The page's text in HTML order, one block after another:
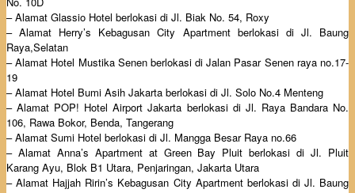
– Alamat Glassio Hotel berlokasi di Jl. Biak No. 54, Roxy
– Alamat Herry’s Kebagusan City Apartment berlokasi di Jl. Baung
Raya,Selatan
– Alamat Hotel Mustika Senen berlokasi di Jalan Pasar Senen raya no.17-
19
– Alamat Hotel Bumi Asih Jakarta berlokasi di Jl. Solo No.4 Menteng
– Alamat POP! Hotel Airport Jakarta berlokasi di Jl. Raya Bandara No.
106, Rawa Bokor, Benda, Tangerang
– Alamat Sumi Hotel berlokasi di Jl. Mangga Besar Raya no.66
– Alamat Anna’s Apartment at Green Bay Pluit berlokasi di Jl. Pluit
Karang Ayu, Blok B1 Utara, Penjaringan, Jakarta Utara
– Alamat Hajjah Ririn’s Kebagusan City Apartment berlokasi di Jl. Baung